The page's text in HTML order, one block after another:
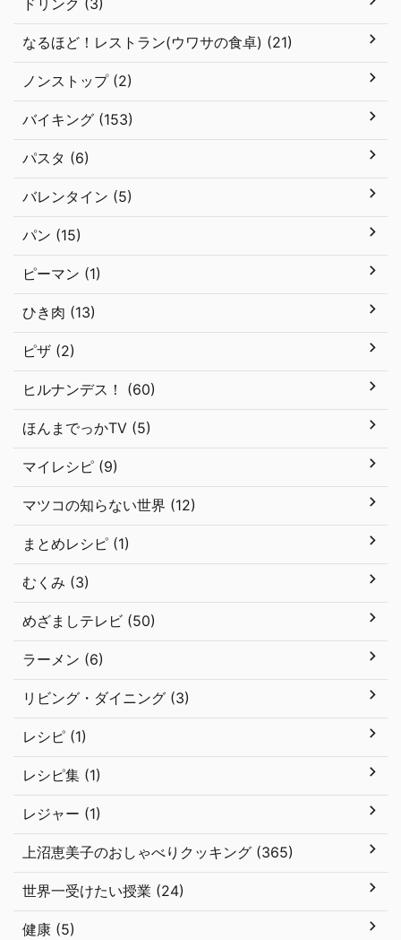
ドリンク (3)
なるほど！レストラン(ウワサの食卓) (21)
ノンストップ (2)
バイキング (153)
パスタ (6)
バレンタイン (5)
パン (15)
ピーマン (1)
ひき肉 (13)
ピザ (2)
ヒルナンデス！ (60)
ほんまでっかTV (5)
マイレシピ (9)
マツコの知らない世界 (12)
まとめレシピ (1)
むくみ (3)
めざましテレビ (50)
ラーメン (6)
リビング・ダイニング (3)
レシピ (1)
レシピ集 (1)
レジャー (1)
上沼恵美子のおしゃべりクッキング (365)
世界一受けたい授業 (24)
健康 (5)